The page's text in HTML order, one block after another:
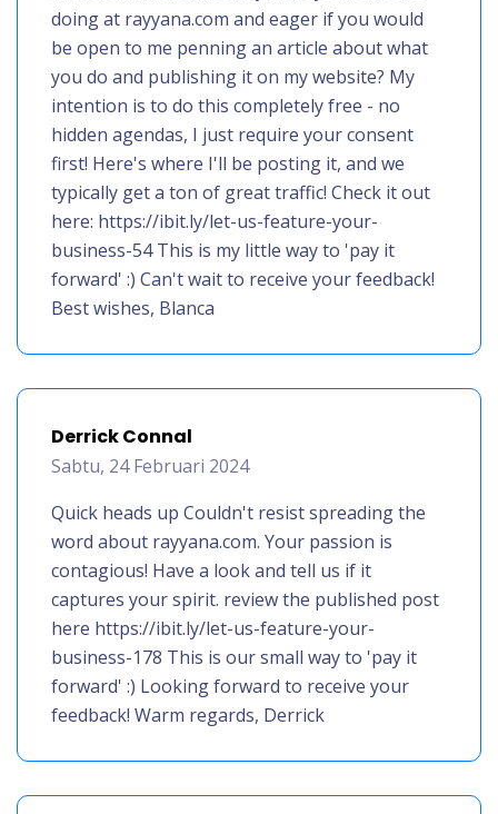
doing at rayyana.com and eager if you would
be open to me penning an article about what
you do and publishing it on my website? My
intention is to do this completely free - no
hidden agendas, I just require your consent
first! Here's where I'll be posting it, and we
typically get a ton of great traffic! Check it out
here: https://ibit.ly/let-us-feature-your-
business-54 This is my little way to 'pay it
forward' :) Can't wait to receive your feedback!
Best wishes, Blanca
Derrick Connal
Sabtu, 24 Februari 2024
Quick heads up Couldn't resist spreading the
word about rayyana.com. Your passion is
contagious! Have a look and tell us if it
captures your spirit. review the published post
here https://ibit.ly/let-us-feature-your-
business-178 This is our small way to 'pay it
forward' :) Looking forward to receive your
feedback! Warm regards, Derrick